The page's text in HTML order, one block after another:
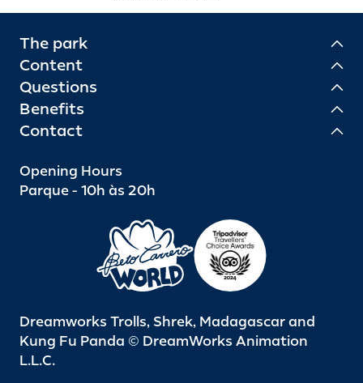
The park
Content
Questions
Benefits
Contact
Opening Hours
Parque - 10h às 20h
Dreamworks Trolls, Shrek, Madagascar and
Kung Fu Panda © DreamWorks Animation
L.L.C.